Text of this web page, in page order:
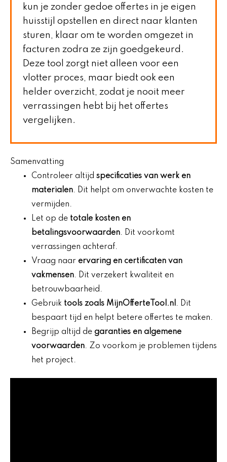
kun je zonder gedoe offertes in je eigen
huisstijl opstellen en direct naar klanten
sturen, klaar om te worden omgezet in
facturen zodra ze zijn goedgekeurd.
Deze tool zorgt niet alleen voor een
vlotter proces, maar biedt ook een
helder overzicht, zodat je nooit meer
verrassingen hebt bij het offertes
vergelijken.
Samenvatting
Controleer altijd specificaties van werk en
materialen. Dit helpt om onverwachte kosten te
vermijden.
Let op de totale kosten en
betalingsvoorwaarden. Dit voorkomt
verrassingen achteraf.
Vraag naar ervaring en certificaten van
vakmensen. Dit verzekert kwaliteit en
betrouwbaarheid.
Gebruik tools zoals MijnOfferteTool.nl . Dit
bespaart tijd en helpt betere offertes te maken.
Begrijp altijd de garanties en algemene
voorwaarden. Zo voorkom je problemen tijdens
het project.